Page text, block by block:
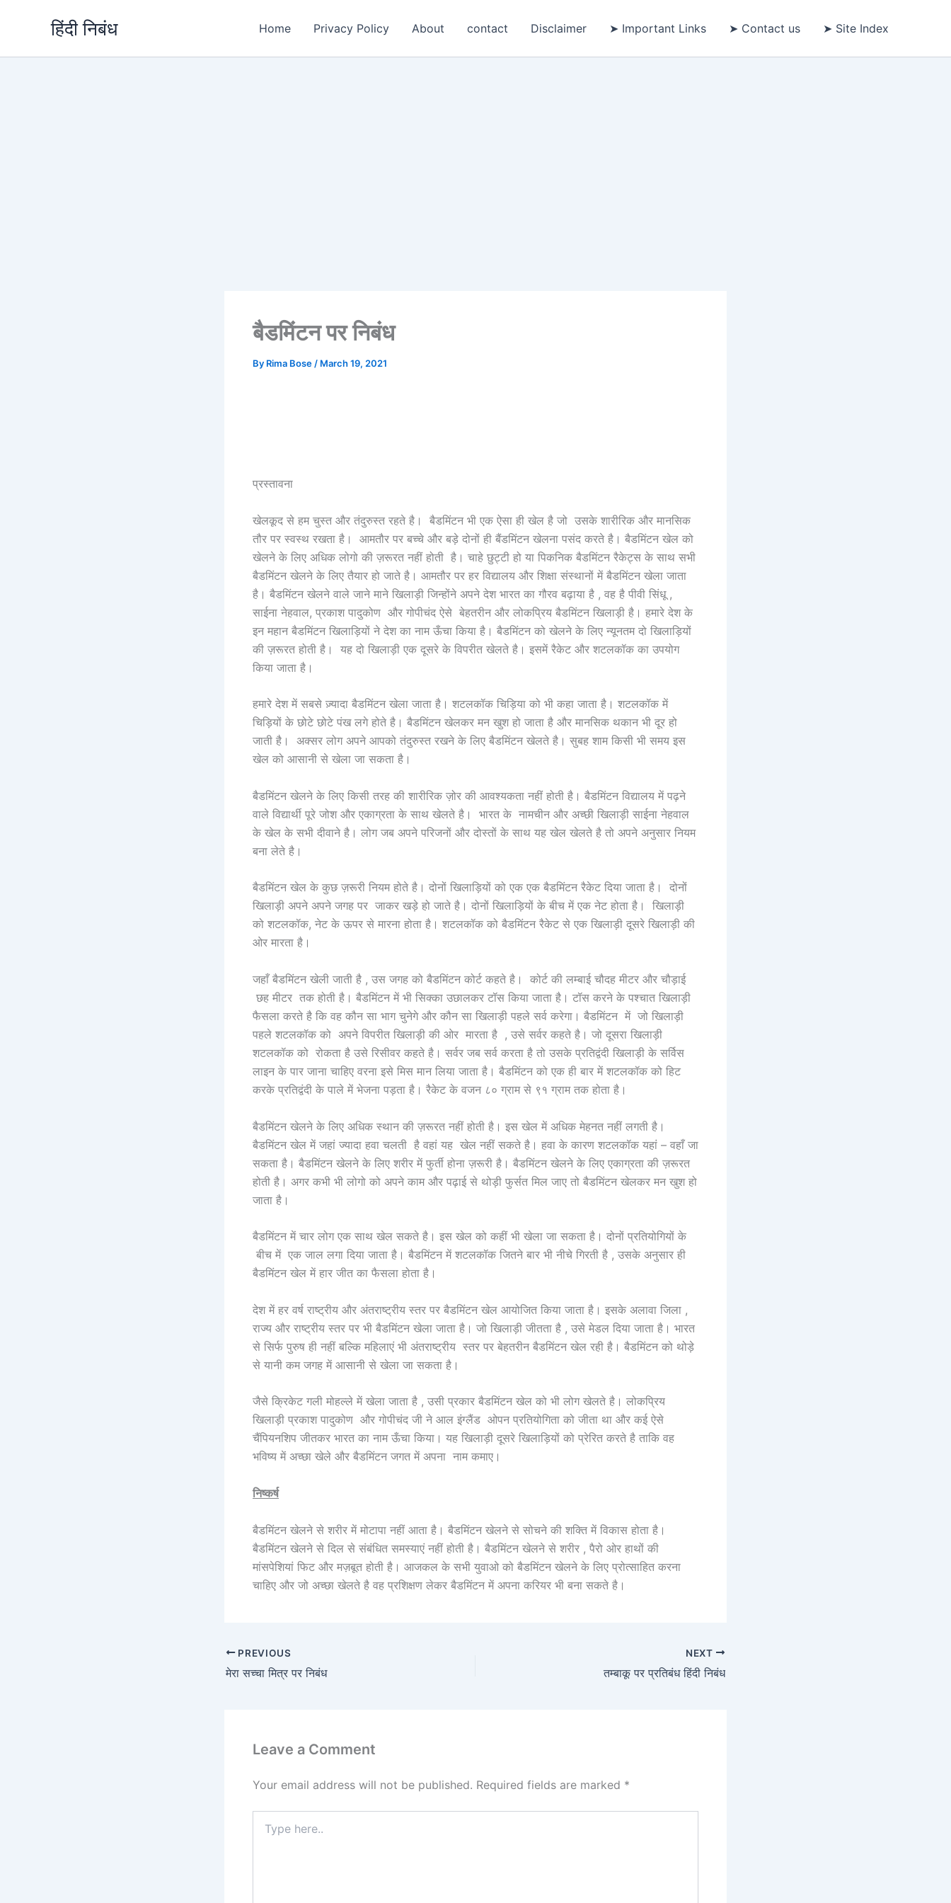
हिंदी निबंध Home Privacy Policy About contact Disclaimer ➤ Important Links ➤ Contact us ➤ Site Index
बैडमिंटन पर निबंध
By Rima Bose / March 19, 2021
प्रस्तावना
खेलकूद से हम चुस्त और तंदुरुस्त रहते है। बैडमिंटन भी एक ऐसा ही खेल है जो उसके शारीरिक और मानसिक
तौर पर स्वस्थ रखता है। आमतौर पर बच्चे और बड़े दोनों ही बैंडमिंटन खेलना पसंद करते है। बैडमिंटन खेल को
खेलने के लिए अधिक लोगो की ज़रूरत नहीं होती है। चाहे छुट्टी हो या पिकनिक बैडमिंटन रैकेट्स के साथ सभी
बैडमिंटन खेलने के लिए तैयार हो जाते है। आमतौर पर हर विद्यालय और शिक्षा संस्थानों में बैडमिंटन खेला जाता
है। बैडमिंटन खेलने वाले जाने माने खिलाड़ी जिन्होंने अपने देश भारत का गौरव बढ़ाया है , वह है पीवी सिंधू ,
साईना नेहवाल, प्रकाश पादुकोण और गोपीचंद ऐसे बेहतरीन और लोकप्रिय बैडमिंटन खिलाड़ी है। हमारे देश के
इन महान बैडमिंटन खिलाड़ियों ने देश का नाम ऊँचा किया है। बैडमिंटन को खेलने के लिए न्यूनतम दो खिलाड़ियों
की ज़रूरत होती है। यह दो खिलाड़ी एक दूसरे के विपरीत खेलते है। इसमें रैकेट और शटलकॉक का उपयोग
किया जाता है।
हमारे देश में सबसे ज़्यादा बैडमिंटन खेला जाता है। शटलकॉक चिड़िया को भी कहा जाता है। शटलकॉक में
चिड़ियों के छोटे छोटे पंख लगे होते है। बैडमिंटन खेलकर मन खुश हो जाता है और मानसिक थकान भी दूर हो
जाती है। अक्सर लोग अपने आपको तंदुरुस्त रखने के लिए बैडमिंटन खेलते है। सुबह शाम किसी भी समय इस
खेल को आसानी से खेला जा सकता है।
बैडमिंटन खेलने के लिए किसी तरह की शारीरिक ज़ोर की आवश्यकता नहीं होती है। बैडमिंटन विद्यालय में पढ़ने
वाले विद्यार्थी पूरे जोश और एकाग्रता के साथ खेलते है। भारत के नामचीन और अच्छी खिलाड़ी साईना नेहवाल
के खेल के सभी दीवाने है। लोग जब अपने परिजनों और दोस्तों के साथ यह खेल खेलते है तो अपने अनुसार नियम
बना लेते है।
बैडमिंटन खेल के कुछ ज़रूरी नियम होते है। दोनों खिलाड़ियों को एक एक बैडमिंटन रैकेट दिया जाता है। दोनों
खिलाड़ी अपने अपने जगह पर जाकर खड़े हो जाते है। दोनों खिलाड़ियों के बीच में एक नेट होता है। खिलाड़ी
को शटलकॉक, नेट के ऊपर से मारना होता है। शटलकॉक को बैडमिंटन रैकेट से एक खिलाड़ी दूसरे खिलाड़ी की
ओर मारता है।
जहाँ बैडमिंटन खेली जाती है , उस जगह को बैडमिंटन कोर्ट कहते है। कोर्ट की लम्बाई चौदह मीटर और चौड़ाई
छह मीटर तक होती है। बैडमिंटन में भी सिक्का उछालकर टॉस किया जाता है। टॉस करने के पश्चात खिलाड़ी
फैसला करते है कि वह कौन सा भाग चुनेगे और कौन सा खिलाड़ी पहले सर्व करेगा। बैडमिंटन में जो खिलाड़ी
पहले शटलकॉक को अपने विपरीत खिलाड़ी की ओर मारता है , उसे सर्वर कहते है। जो दूसरा खिलाड़ी
शटलकॉक को रोकता है उसे रिसीवर कहते है। सर्वर जब सर्व करता है तो उसके प्रतिद्वंदी खिलाड़ी के सर्विस
लाइन के पार जाना चाहिए वरना इसे मिस मान लिया जाता है। बैडमिंटन को एक ही बार में शटलकॉक को हिट
करके प्रतिद्वंदी के पाले में भेजना पड़ता है। रैकेट के वजन ८० ग्राम से ९१ ग्राम तक होता है।
बैडमिंटन खेलने के लिए अधिक स्थान की ज़रूरत नहीं होती है। इस खेल में अधिक मेहनत नहीं लगती है।
बैडमिंटन खेल में जहां ज्यादा हवा चलती है वहां यह खेल नहीं सकते है। हवा के कारण शटलकॉक यहां – वहाँ जा
सकता है। बैडमिंटन खेलने के लिए शरीर में फुर्ती होना ज़रूरी है। बैडमिंटन खेलने के लिए एकाग्रता की ज़रूरत
होती है। अगर कभी भी लोगो को अपने काम और पढ़ाई से थोड़ी फुर्सत मिल जाए तो बैडमिंटन खेलकर मन खुश हो
जाता है।
बैडमिंटन में चार लोग एक साथ खेल सकते है। इस खेल को कहीं भी खेला जा सकता है। दोनों प्रतियोगियों के
बीच में एक जाल लगा दिया जाता है। बैडमिंटन में शटलकॉक जितने बार भी नीचे गिरती है , उसके अनुसार ही
बैडमिंटन खेल में हार जीत का फैसला होता है।
देश में हर वर्ष राष्ट्रीय और अंतराष्ट्रीय स्तर पर बैडमिंटन खेल आयोजित किया जाता है। इसके अलावा जिला ,
राज्य और राष्ट्रीय स्तर पर भी बैडमिंटन खेला जाता है। जो खिलाड़ी जीतता है , उसे मेडल दिया जाता है। भारत
से सिर्फ पुरुष ही नहीं बल्कि महिलाएं भी अंतराष्ट्रीय स्तर पर बेहतरीन बैडमिंटन खेल रही है। बैडमिंटन को थोड़े
से यानी कम जगह में आसानी से खेला जा सकता है।
जैसे क्रिकेट गली मोहल्ले में खेला जाता है , उसी प्रकार बैडमिंटन खेल को भी लोग खेलते है। लोकप्रिय
खिलाड़ी प्रकाश पादुकोण और गोपीचंद जी ने आल इंग्लैंड ओपन प्रतियोगिता को जीता था और कई ऐसे
चैंपियनशिप जीतकर भारत का नाम ऊँचा किया। यह खिलाड़ी दूसरे खिलाड़ियों को प्रेरित करते है ताकि वह
भविष्य में अच्छा खेले और बैडमिंटन जगत में अपना नाम कमाए।
निष्कर्ष
बैडमिंटन खेलने से शरीर में मोटापा नहीं आता है। बैडमिंटन खेलने से सोचने की शक्ति में विकास होता है।
बैडमिंटन खेलने से दिल से संबंधित समस्याएं नहीं होती है। बैडमिंटन खेलने से शरीर , पैरो ओर हाथों की
मांसपेशियां फिट और मज़बूत होती है। आजकल के सभी युवाओ को बैडमिंटन खेलने के लिए प्रोत्साहित करना
चाहिए और जो अच्छा खेलते है वह प्रशिक्षण लेकर बैडमिंटन में अपना करियर भी बना सकते है।
PREVIOUS
मेरा सच्चा मित्र पर निबंध
NEXT
तम्बाकू पर प्रतिबंध हिंदी निबंध
Leave a Comment
Your email address will not be published. Required fields are marked *
here..